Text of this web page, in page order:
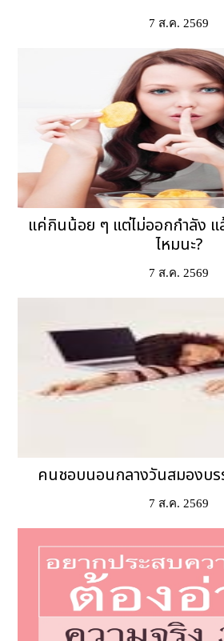
7 ส.ค. 2569
แค่กินน้อย ๆ แต่ไม่ออกกำลัง แ
ไหมนะ?
7 ส.ค. 2569
คนชอบนอนกลางวันสมองบร
7 ส.ค. 2569